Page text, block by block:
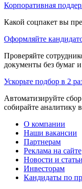
Корпоративная
Какой соцпакет вы
Оформляйте
Проверяйте
документы без бумаг
Ускорьте подбор в 2
Автоматизируйте
собирайте аналитику
О компании
Наши вакансии
Партнерам
Реклама на сайте
Новости и статьи
Инвесторам
Кандидаты по